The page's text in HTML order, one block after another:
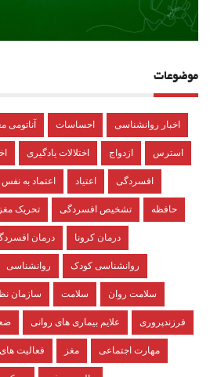
موضوعات
آناتومی احساسات اخبار روانشناسی
اختلالات یادگیری ازدواج استرس
اعتماد به نفس اعتیاد افسردگی
تحریک مغز تشخیص افسردگی حافظه
درمان درمان کرونا
روانشناسی روانشناسی کودک
سازمان سلامت سلامت روان
علایم بیماری های روانی فرزندپروری
فعالیت مغز مهارت اجتماعی